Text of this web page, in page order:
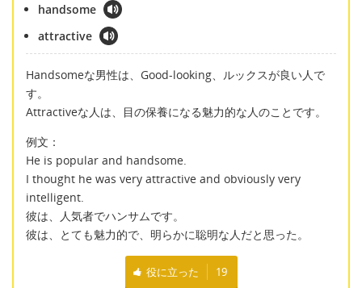
handsome
attractive
Handsomeな男性は、Good-looking、ルックスが良い人で
す。
Attractiveな人は、目の保養になる魅力的な人のことです。
例文：
He is popular and handsome.
I thought he was very attractive and obviously very
intelligent.
彼は、人気者でハンサムです。
彼は、とても魅力的で、明らかに聡明な人だと思った。
役に立った 19